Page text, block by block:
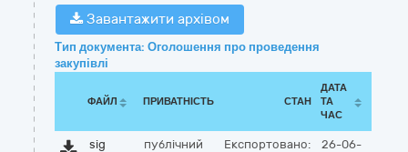
Завантажити архівом
Тип документа: Оголошення про проведення
закупівлі
ФАЙЛ ПРИВАТНІСТЬ СТАН
ДАТА
ТА
ЧАС
sig
публічний Експортовано:
26-06-